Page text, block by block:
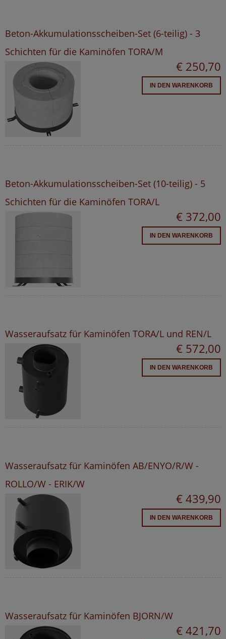
Beton-Akkumulationsscheiben-Set (6-teilig) - 3
Schichten für die Kaminöfen TORA/M
€ 250,70
IN DEN WARENKORB
Beton-Akkumulationsscheiben-Set (10-teilig) - 5
Schichten für die Kaminöfen TORA/L
€ 372,00
IN DEN WARENKORB
Wasseraufsatz für Kaminöfen TORA/L und REN/L
€ 572,00
IN DEN WARENKORB
Wasseraufsatz für Kaminöfen AB/ENYO/R/W -
ROLLO/W - ERIK/W
€ 439,90
IN DEN WARENKORB
Wasseraufsatz für Kaminöfen BJORN/W
€ 421,70